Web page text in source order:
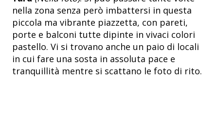
nella zona senza però imbattersi in questa
piccola ma vibrante piazzetta, con pareti,
porte e balconi tutte dipinte in vivaci colori
pastello. Vi si trovano anche un paio di locali
in cui fare una sosta in assoluta pace e
tranquillità mentre si scattano le foto di rito.